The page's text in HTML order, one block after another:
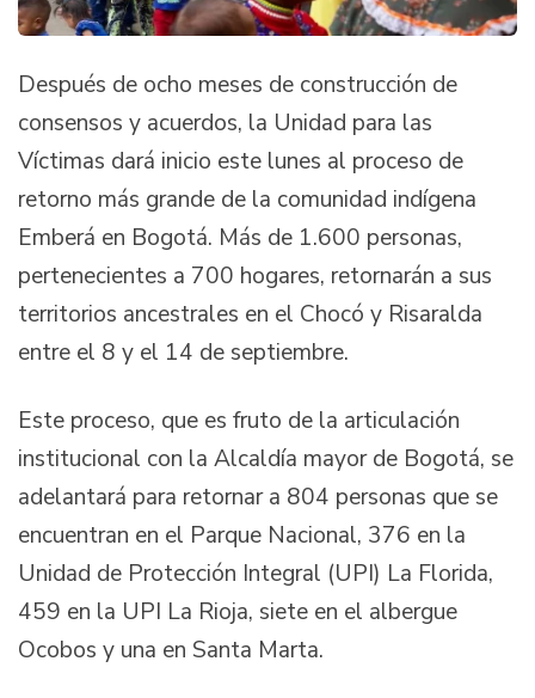
Después de ocho meses de construcción de
consensos y acuerdos, la Unidad para las
Víctimas dará inicio este lunes al proceso de
retorno más grande de la comunidad indígena
Emberá en Bogotá. Más de 1.600 personas,
pertenecientes a 700 hogares, retornarán a sus
territorios ancestrales en el Chocó y Risaralda
entre el 8 y el 14 de septiembre.
Este proceso, que es fruto de la articulación
institucional con la Alcaldía mayor de Bogotá, se
adelantará para retornar a 804 personas que se
encuentran en el Parque Nacional, 376 en la
Unidad de Protección Integral (UPI) La Florida,
459 en la UPI La Rioja, siete en el albergue
Ocobos y una en Santa Marta.